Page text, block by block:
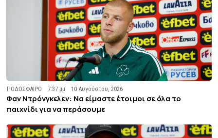
ΠΟΔΟΣΦΑΙΡΟ 7:37 μμ 10 Αυγούστου, 2026
Φαν Ντρόνγκελεν: Να είμαστε έτοιμοι σε όλα το
παιχνίδι για να περάσουμε